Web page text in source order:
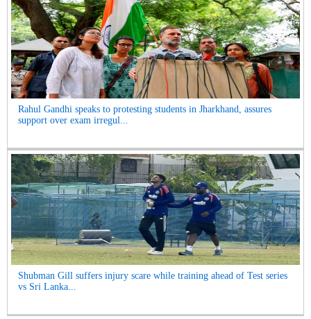
Rahul Gandhi speaks to protesting students in Jharkhand, assures
support over exam irregul...
Shubman Gill suffers injury scare while training ahead of Test series
vs Sri Lanka...